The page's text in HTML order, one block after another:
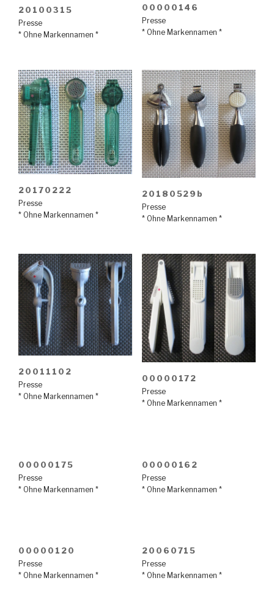
20100315
Presse
* Ohne Markennamen *
00000146
Presse
* Ohne Markennamen *
20170222
Presse
* Ohne Markennamen *
20180529b
Presse
* Ohne Markennamen *
20011102
Presse
* Ohne Markennamen *
00000172
Presse
* Ohne Markennamen *
00000175
Presse
* Ohne Markennamen *
00000162
Presse
* Ohne Markennamen *
00000120
Presse
* Ohne Markennamen *
20060715
Presse
* Ohne Markennamen *